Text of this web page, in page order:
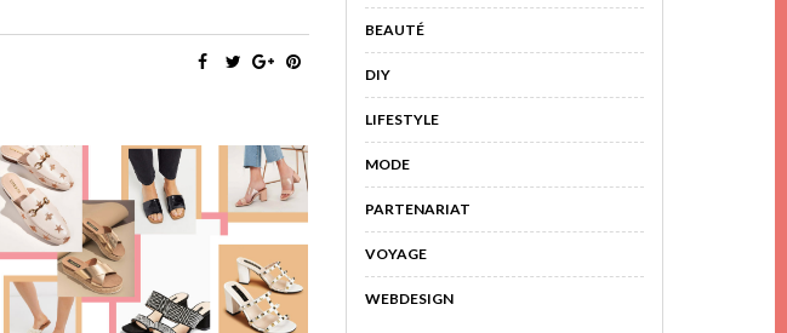
BEAUTÉ
DIY
LIFESTYLE
MODE
PARTENARIAT
VOYAGE
WEBDESIGN